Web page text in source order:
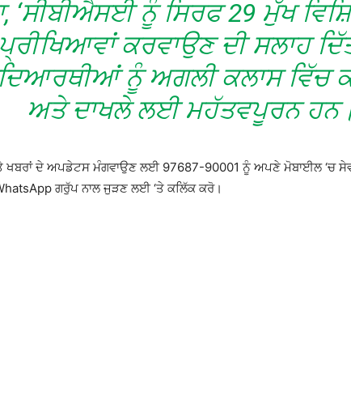
‘ਸੀਬੀਐਸਈ ਨੂੰ ਸਿਰਫ 29 ਮੁੱਖ
ਕਰਵਾਉਣ ਦੀ ਸਲਾਹ
ਨੂੰ ਅਗਲੀ ਕਲਾਸ ਵਿੱਚ
ਅਤੇ ਦਾਖਲੇ ਲਈ ਮਹੱਤਵਪੂਰਨ
ਖਬਰਾਂ ਦੇ ਅਪਡੇਟਸ ਮੰਗਵਾਉਣ ਲਈ 97687-90001 ਨੂੰ ਅਪਣੇ ਮੋਬਾਈਲ ‘ਚ
ਗਰੁੱਪ ਨਾਲ ਜੁੜਣ ਲਈ ‘ਤੇ ਕਲਿੱਕ ਕਰੋ।